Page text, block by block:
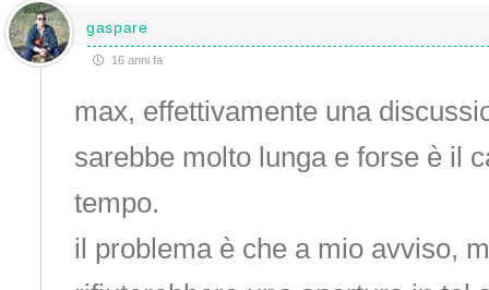
gaspare
16 anni fa
max, effettivamente una
sarebbe molto lunga e forse è il
tempo.
il problema è che a mio avviso,